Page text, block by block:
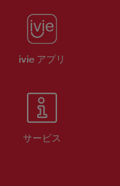
ivie アプリ
サービス